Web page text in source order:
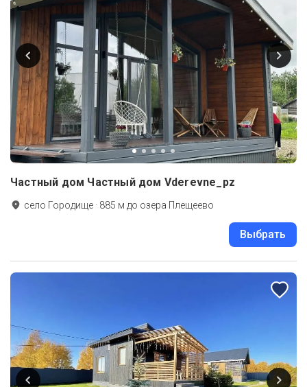
Частный дом Частный дом Vderevne_pz
село Городище · 885 м до озера Плещеево
Выбрать